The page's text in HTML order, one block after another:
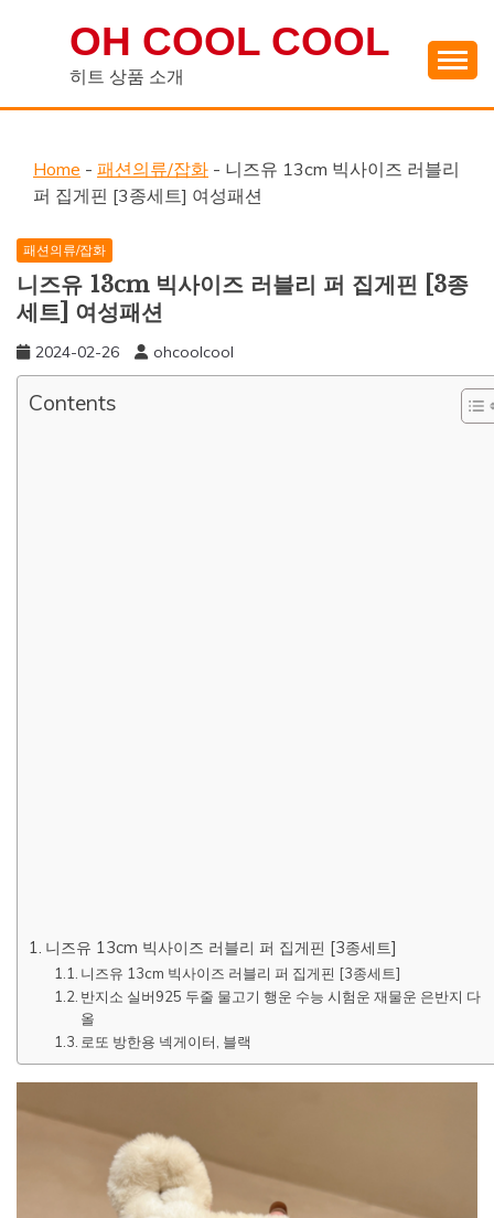
OH COOL COOL
히트 상품 소개
Home - 패션의류/잡화 - 니즈유 13cm 빅사이즈 러블리
퍼 집게핀 [3종세트] 여성패션
패션의류/잡화
니즈유 13cm 빅사이즈 러블리 퍼 집게핀 [3종
세트] 여성패션
2024-02-26 ohcoolcool
Contents
니즈유 13cm 빅사이즈 러블리 퍼 집게핀 [3종세트]
니즈유 13cm 빅사이즈 러블리 퍼 집게핀 [3종세트]
반지소 실버925 두줄 물고기 행운 수능 시험운 재물운 은반지 다
올
로또 방한용 넥게이터, 블랙